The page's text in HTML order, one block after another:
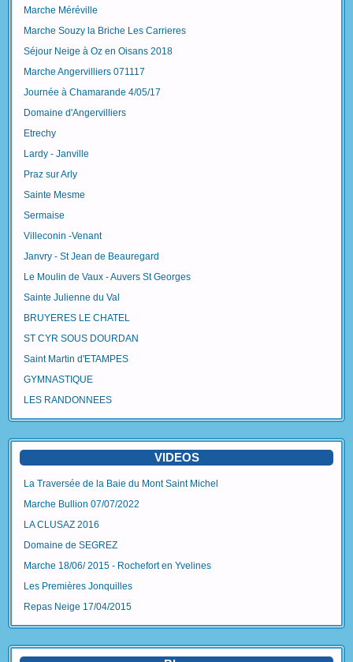
Marche Méréville
Marche Souzy la Briche Les Carrieres
Séjour Neige à Oz en Oisans 2018
Marche Angervilliers 071117
Journée à Chamarande 4/05/17
Domaine d'Angervilliers
Etrechy
Lardy - Janville
Praz sur Arly
Sainte Mesme
Sermaise
Villeconin -Venant
Janvry - St Jean de Beauregard
Le Moulin de Vaux - Auvers St Georges
Sainte Julienne du Val
BRUYERES LE CHATEL
ST CYR SOUS DOURDAN
Saint Martin d'ETAMPES
GYMNASTIQUE
LES RANDONNEES
VIDEOS
La Traversée de la Baie du Mont Saint Michel
Marche Bullion 07/07/2022
LA CLUSAZ 2016
Domaine de SEGREZ
Marche 18/06/ 2015 - Rochefort en Yvelines
Les Premières Jonquilles
Repas Neige 17/04/2015